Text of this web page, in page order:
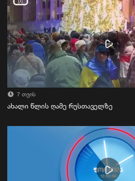
7 თვის
ახალი წლის ღამე რუსთაველზე